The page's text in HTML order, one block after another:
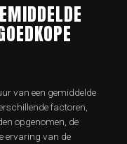
van een gemiddelde
factoren,
opgenomen, de
ervaring van de